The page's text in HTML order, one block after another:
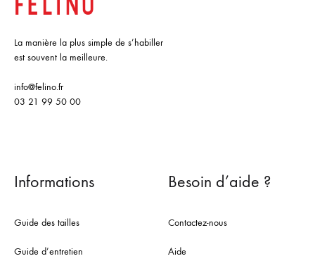
La manière la plus simple de s’habiller
est souvent la meilleure.
info@felino.fr
03 21 99 50 00
Informations
Guide des tailles
Guide d’entretien
Besoin d’aide ?
Contactez-nous
Aide